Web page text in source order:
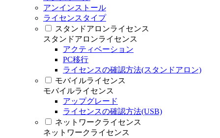
アンインストール
ライセンスタイプ
スタンドアロンライセンス
スタンドアロンライセンス
アクティベーション
PC移行
ライセンスの確認方法(スタンドアロン)
モバイルライセンス
モバイルライセンス
アップグレード
ライセンスの確認方法(USB)
ネットワークライセンス
ネットワークライセンス